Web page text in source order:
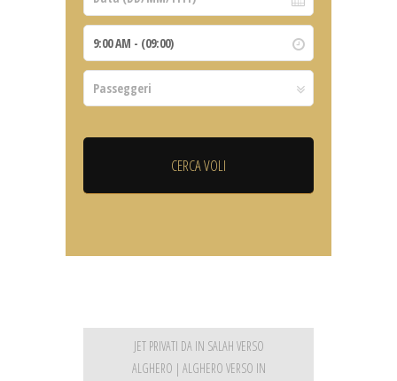
JET PRIVATI DA IN SALAH VERSO
ALGHERO | ALGHERO VERSO IN